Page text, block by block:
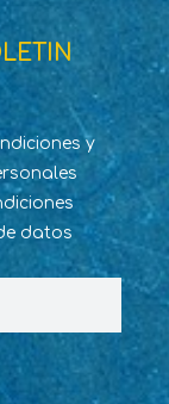
y
datos